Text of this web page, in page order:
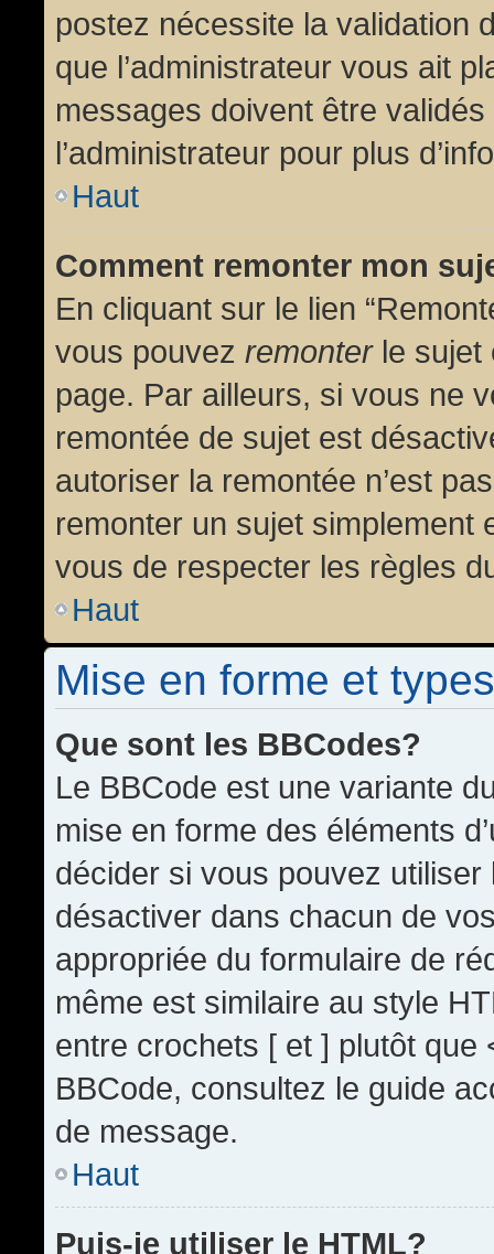
postez nécessite la validation
que l’administrateur vous ait
messages doivent être
l’administrateur pour plus
Haut
Comment remonter mon
En cliquant sur le lien
vous pouvez remonterle sujet
page. Par ailleurs, si vous ne
remontée de sujet est
autoriser la remontée n’est
remonter un sujet simplement
vous de respecter les règles
Haut
Mise en forme et
Que sont les BBCodes?
Le BBCode est une variante
mise en forme des éléments
décider si vous pouvez
désactiver dans chacun de
appropriée du formulaire de
même est similaire au style
entre crochets [ et ] plutôt que
BBCode, consultez le guide
de message.
Haut
Puis-je utiliser le HTML?